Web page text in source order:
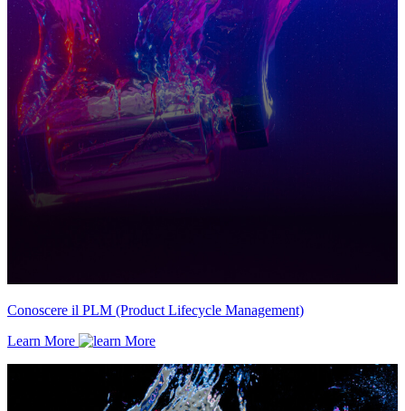
Conoscere il PLM (Product Lifecycle Management)
Learn More